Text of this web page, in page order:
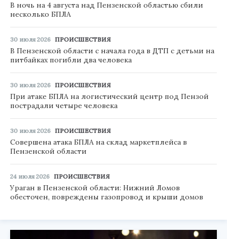
В ночь на 4 августа над Пензенской областью сбили
несколько БПЛА
30 июля 2026 ПРОИСШЕСТВИЯ
В Пензенской области с начала года в ДТП с детьми на
питбайках погибли два человека
30 июля 2026 ПРОИСШЕСТВИЯ
При атаке БПЛА на логистический центр под Пензой
пострадали четыре человека
30 июля 2026 ПРОИСШЕСТВИЯ
Совершена атака БПЛА на склад маркетплейса в
Пензенской области
24 июля 2026 ПРОИСШЕСТВИЯ
Ураган в Пензенской области: Нижний Ломов
обесточен, повреждены газопровод и крыши домов